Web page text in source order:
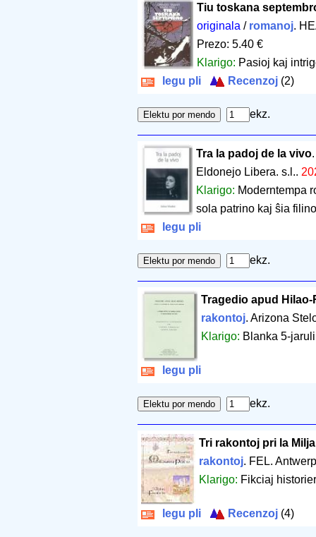
Tiu toskana
originala / romanoj.
Prezo: 5.40 €
Klarigo: Pasioj kaj
legu pli
Recenzoj (2)
ekz.
Tra la padoj de la vivo
Eldonejo Libera. s.l..
Klarigo: Moderntempa
sola patrino kaj ŝia
legu pli
ekz.
Tragedio apud Hilao-
rakontoj. Arizona
Klarigo: Blanka 5-
legu pli
ekz.
Tri rakontoj pri la
rakontoj. FEL.
Klarigo: Fikciaj
legu pli Recenzoj (4)